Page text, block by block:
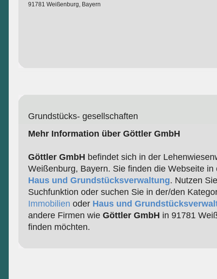
91781 Weißenburg, Bayern
Grundstücks- gesellschaften
Mehr Information über Göttler GmbH
Göttler GmbH befindet sich in der
Weißenburg, Bayern. Sie finden die Webseite in
Haus und Grundstücksverwaltung. Nutzen
Suchfunktion oder suchen Sie in der/den
Immobilien oder Haus und
andere Firmen wie Göttler GmbH in 91781
finden möchten.